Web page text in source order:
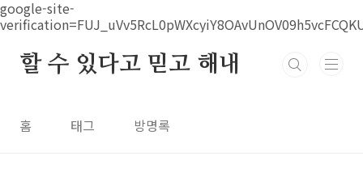
google-site-
본문 바로가기
할 수 있다고 믿고 해내
홈 태그 방명록